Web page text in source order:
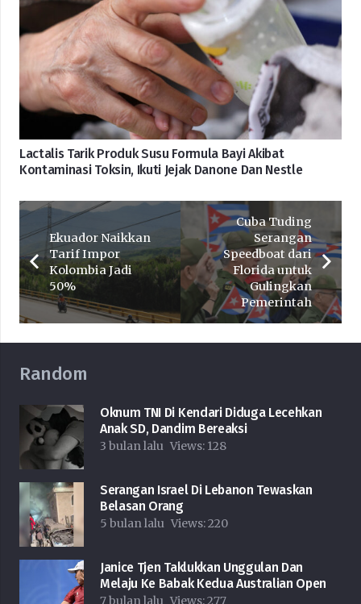
Lactalis Tarik Produk Susu Formula Bayi Akibat
Kontaminasi Toksin, Ikuti Jejak Danone Dan Nestle
Ekuador Naikkan
Tarif Impor
Kolombia Jadi
50%
Cuba Tuding
Serangan
Speedboat dari
Florida untuk
Gulingkan
Pemerintah
Random
Oknum TNI Di Kendari Diduga Lecehkan
Anak SD, Dandim Bereaksi
3 bulan lalu Views: 128
Serangan Israel Di Lebanon Tewaskan
Belasan Orang
5 bulan lalu Views:220
Janice Tjen Taklukkan Unggulan Dan
Melaju Ke Babak Kedua Australian Open
7 bulan lalu Views:277